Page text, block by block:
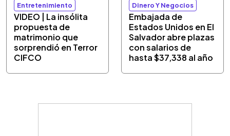
Entretenimiento
VIDEO | La insólita
propuesta de
matrimonio que
sorprendió en Terror
CIFCO
Dinero Y Negocios
Embajada de
Estados Unidos en El
Salvador abre plazas
con salarios de
hasta $37,338 al año